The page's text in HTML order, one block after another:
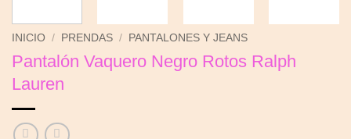
INICIO / PRENDAS / PANTALONES Y JEANS
Pantalón Vaquero Negro Rotos Ralph
Lauren